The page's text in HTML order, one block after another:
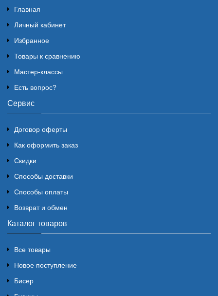
Главная
Личный кабинет
Избранное
Товары к сравнению
Мастер-классы
Есть вопрос?
Сервис
Договор оферты
Как оформить заказ
Скидки
Способы доставки
Способы оплаты
Возврат и обмен
Каталог товаров
Все товары
Новое поступление
Бисер